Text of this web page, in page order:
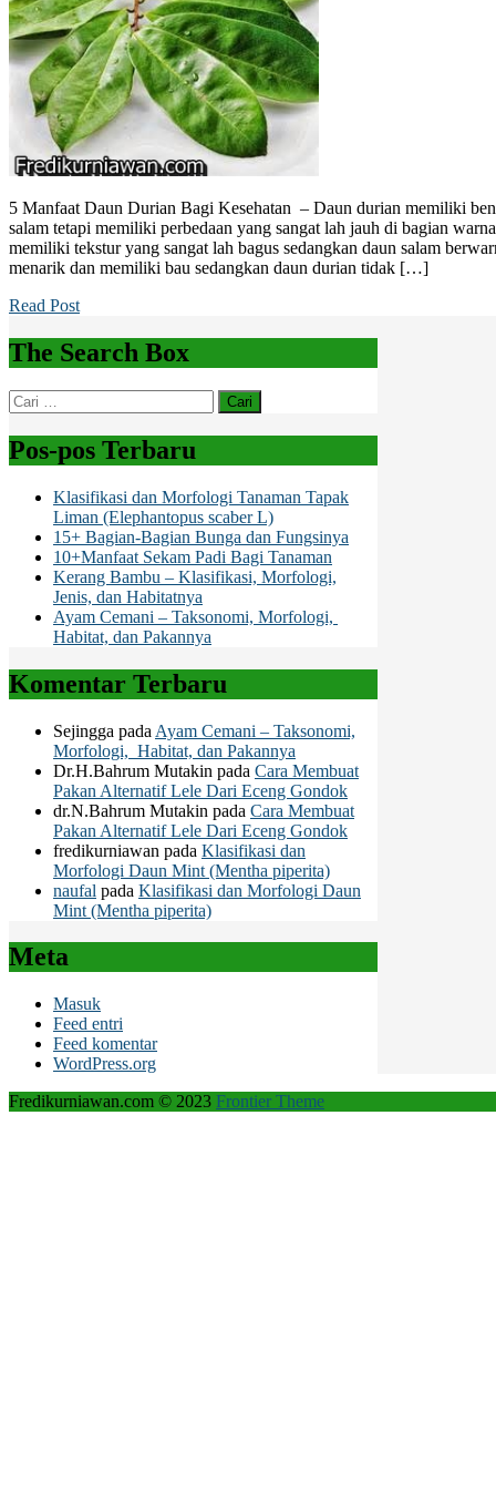
5 Manfaat Daun Durian Bagi Kesehatan – Daun durian memiliki
salam tetapi memiliki perbedaan yang sangat lah jauh di bagian
memiliki tekstur yang sangat lah bagus sedangkan daun salam
menarik dan memiliki bau sedangkan daun durian tidak […]
Read Post
The Search Box
Cari
untuk:
Pos-pos Terbaru
Klasifikasi dan Morfologi Tanaman Tapak
Liman (Elephantopus scaber L)
15+ Bagian-Bagian Bunga dan Fungsinya
10+Manfaat Sekam Padi Bagi Tanaman
Kerang Bambu – Klasifikasi, Morfologi,
Jenis, dan Habitatnya
Ayam Cemani – Taksonomi, Morfologi,
Habitat, dan Pakannya
Komentar Terbaru
Sejingga pada Ayam Cemani – Taksonomi,
Morfologi, Habitat, dan Pakannya
Dr.H.Bahrum Mutakin pada Cara Membuat
Pakan Alternatif Lele Dari Eceng Gondok
dr.N.Bahrum Mutakin pada Cara Membuat
Pakan Alternatif Lele Dari Eceng Gondok
fredikurniawan pada Klasifikasi dan
Morfologi Daun Mint (Mentha piperita)
naufal pada Klasifikasi dan Morfologi Daun
Mint (Mentha piperita)
Meta
Masuk
Feed entri
Feed komentar
WordPress.org
Fredikurniawan.com © 2023 Frontier Theme